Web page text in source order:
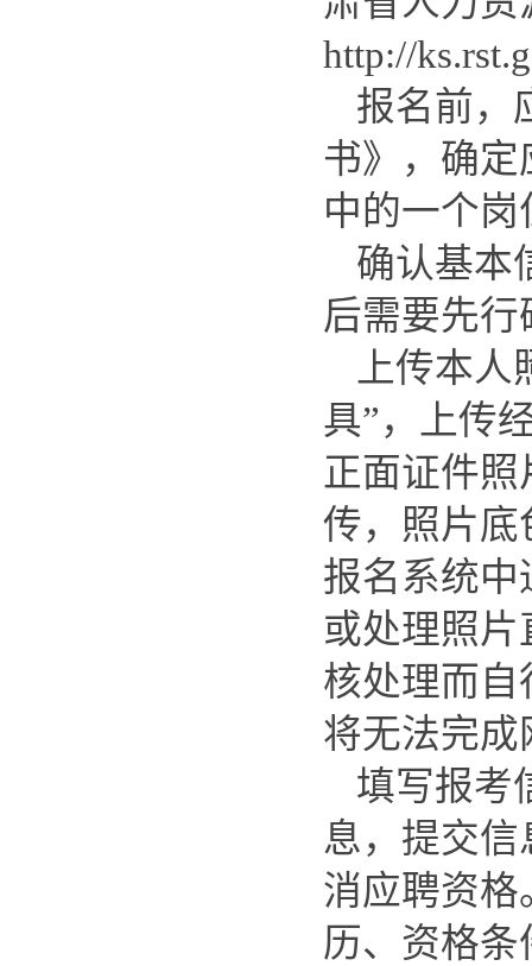
http://
报名前，
书》，确
中的一个岗
确认基本
后需要先
上传本
具”，上传
正面证件
传，照片底
报名系统
或处理照
核处理而
将无法完成
填写报考
息，提交
消应聘资
历、资格